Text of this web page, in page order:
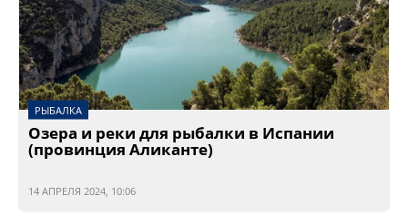
РЫБАЛКА
Озера и реки для рыбалки в Испании
(провинция Аликанте)
14 АПРЕЛЯ 2024, 10:06